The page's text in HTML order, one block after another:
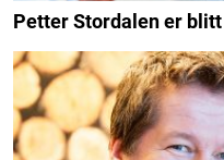
Petter Stordalen er